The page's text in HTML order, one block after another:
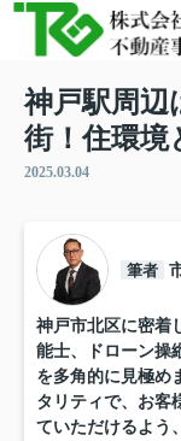
神戸駅周辺
街！住環境
2025.03.04
筆者
神戸市北区に密着
能士、ドローン操
を多角的に見極め
タリティで、お客
ていただけるよう